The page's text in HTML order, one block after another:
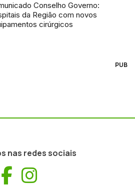
Conselho Governo:
da Região com novos
cirúrgicos
PUB
nas redes sociais
Facebook